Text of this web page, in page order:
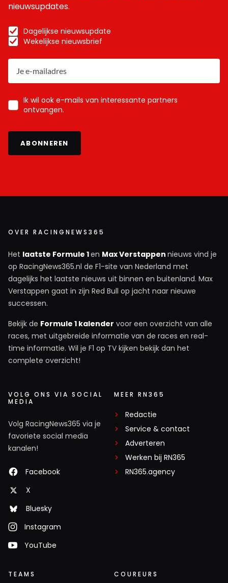
nieuwsupdates.
Dagelijkse nieuwsupdate
Wekelijkse nieuwsbrief
Ik wil ook e-mails van interessante partners
ontvangen.
ABONNEREN
OVER RACINGNEWS365
Het laatste Formule 1en Max Verstappen nieuws vind je
op RacingNews365.nl de F1-site van Nederland met
dagelijks het laatste nieuws uit binnen en buitenland. Max
Verstappen gaat in zijn Red Bull op jacht naar nieuwe
successen.
Bekijk de Formule 1 kalender voor een overzicht van alle
races, met uitgebreide informatie van de races en real-
time informatie. Wil je F1 op TV kijken bekijk dan het
complete overzicht!
VOLG ONS VIA SOCIAL
MEDIA
Volg RacingNews365 via je
favoriete social media
kanalen!
Facebook
X
Bluesky
Instagram
YouTube
MEER RN365
Redactie
Service & contact
Adverteren
Werken bij RN365
RN365.agency
TEAMS COUREURS